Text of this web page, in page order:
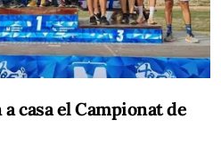
casa el Campionat de